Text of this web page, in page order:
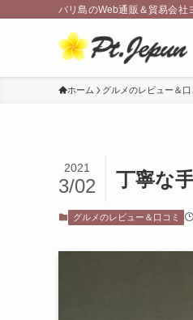
バリ島のWeb通販＆貿易会社
ホーム グルメのレビュー＆口
丁寧な
2021
3/02
グルメのレビュー＆口コミ